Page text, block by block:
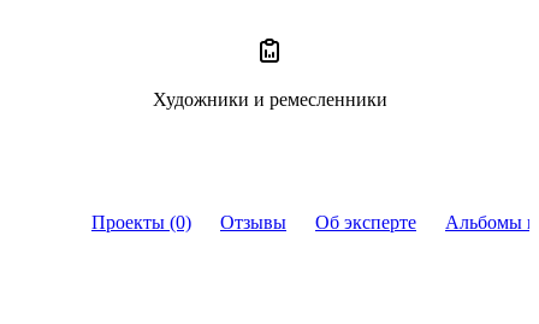
Проекты (0) Отзывы Об эксперте Альбомы
Художники и ремесленники